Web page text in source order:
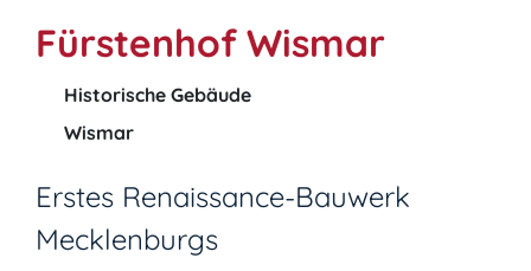
Fürstenhof Wismar
Historische Gebäude
Wismar
Erstes Renaissance-Bauwerk
Mecklenburgs